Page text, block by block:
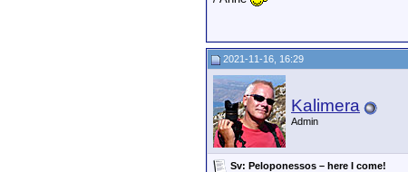
2021-11-16, 16:29
Kalimera
Admin
Sv: Peloponessos – here I come!